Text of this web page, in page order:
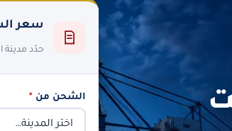
سعر
حدّد مدينة
الشحن من *